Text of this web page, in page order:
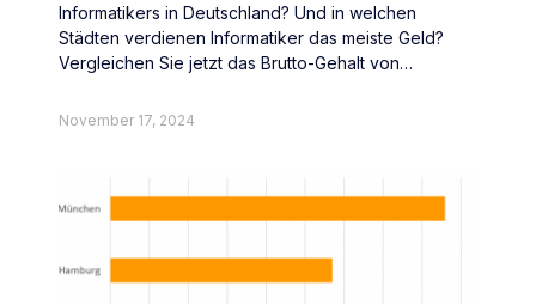
Informatikers in Deutschland? Und in welchen
Städten verdienen Informatiker das meiste Geld?
Vergleichen Sie jetzt das Brutto-Gehalt von
November 17, 2024